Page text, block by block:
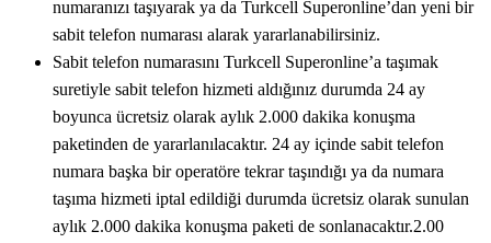
numaranızı taşıyarak ya da Turkcell Superonline’dan yeni bir
sabit telefon numarası alarak yararlanabilirsiniz.​
Sabit telefon numarasını Turkcell Superonline’a taşımak
suretiyle sabit telefon hizmeti aldığınız durumda 24 ay
boyunca ücretsiz olarak aylık 2.000 dakika konuşma
paketinden de yararlanılacaktır. 24 ay içinde sabit telefon
numara başka bir operatöre tekrar taşındığı ya da numara
taşıma hizmeti iptal edildiği durumda ücretsiz olarak sunulan
aylık 2.000 dakika konuşma paketi de sonlanacaktır.2.00